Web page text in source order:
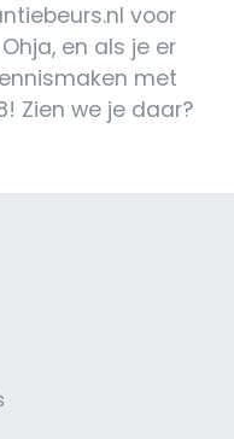
voor
en als je er
met
Zien we je daar?